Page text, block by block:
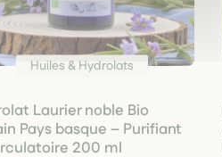
Huiles & Hydrolats
Laurier noble Bio
Pays basque – Purifiant
200 ml